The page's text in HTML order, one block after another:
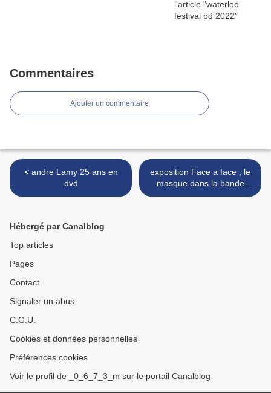
Commentaires
Ajouter un commentaire
< andre Lamy 25 ans en
dvd
exposition Face a face , le
masque dans la bande
dessinée >
Hébergé par Canalblog
Top articles
Pages
Contact
Signaler un abus
C.G.U.
Cookies et données personnelles
Préférences cookies
Voir le profil de _0_6_7_3_m sur le portail Canalblog